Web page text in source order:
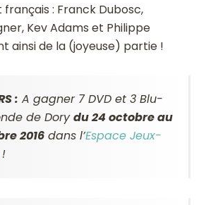
: Franck Dubosc,
Kev Adams et Philippe
ainsi de la (joyeuse) partie !
: A gagner 7 DVD et 3 Blu-
de Dorydu 24 octobre au
2016 dans l’Espace Jeux-
!